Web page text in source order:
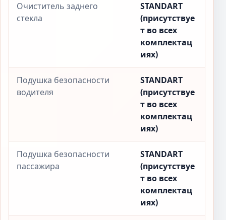
Очиститель заднего
стекла
STANDART
(присутствуе
т во всех
комплектац
иях)
Подушка безопасности
водителя
STANDART
(присутствуе
т во всех
комплектац
иях)
Подушка безопасности
пассажира
STANDART
(присутствуе
т во всех
комплектац
иях)